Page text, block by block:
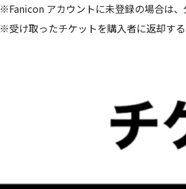
※Fanicon アカウントに未登録の場合は、
※受け取ったチケットを購入者に返却す